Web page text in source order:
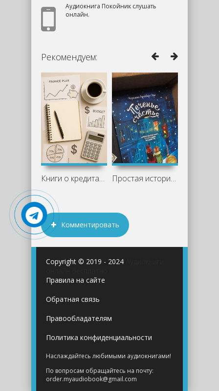
Аудиокнига Покойник слушать
онлайн.
Рекомендуем:
Книги о кредитах и финансовой свободе: Простая история со вкусом ванили и тепла
Комментировать
Copyright © 2019 - 2024
Правила на сайте
Обратная связь
Правообладателям
Политика конфиденциальности
Наслаждайтесь любимыми аудиокнигами!
По вопросам обращайтесь на почту:
order.myaudiobook@gmail.com